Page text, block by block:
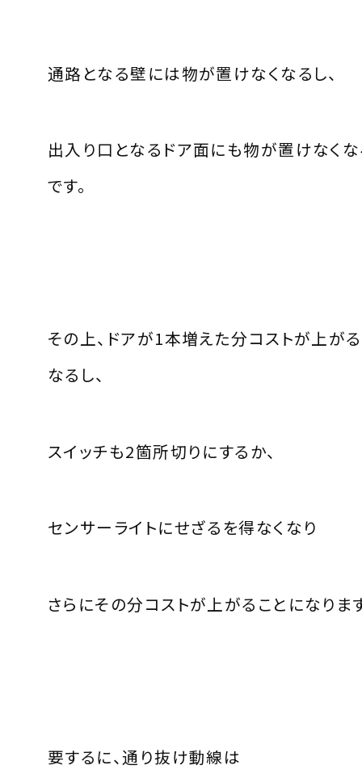
通路となる壁には物が置けなくなるし、
出入り口となるドア面にも物が置けなく
です。
その上、ドアが1本増えた分コストが上が
なるし、
スイッチも2箇所切りにするか、
センサーライトにせざるを得なくなり
さらにその分コストが上がることになりま
要するに、通り抜け動線は